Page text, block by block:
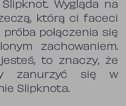
Wygląda na
którą ci faceci
połączenia się
zachowaniem.
to znaczy, że
zanurzyć się w
Slipknota.